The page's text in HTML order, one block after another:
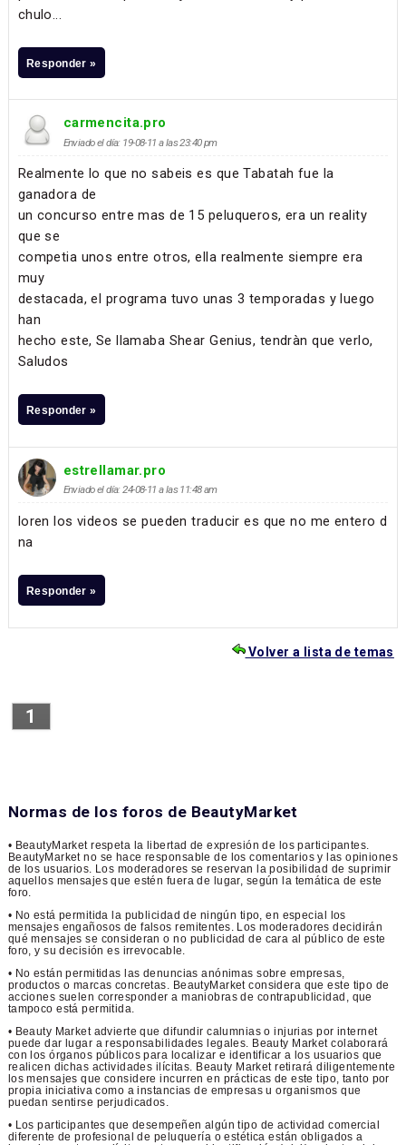
chulo...
Responder »
carmencita.pro
Enviado el día: 19-08-11 a las 23:40 pm
Realmente lo que no sabeis es que Tabatah fue la
ganadora de
un concurso entre mas de 15 peluqueros, era un reality
que se
competia unos entre otros, ella realmente siempre era
muy
destacada, el programa tuvo unas 3 temporadas y luego
han
hecho este, Se llamaba Shear Genius, tendràn que verlo,
Saludos
Responder »
estrellamar.pro
Enviado el día: 24-08-11 a las 11:48 am
loren los videos se pueden traducir es que no me entero d
na
Responder »
Volver a lista de temas
1
Normas de los foros de BeautyMarket
• BeautyMarket respeta la libertad de expresión de los participantes.
BeautyMarket no se hace responsable de los comentarios y las opiniones
de los usuarios. Los moderadores se reservan la posibilidad de suprimir
aquellos mensajes que estén fuera de lugar, según la temática de este
foro.
• No está permitida la publicidad de ningún tipo, en especial los
mensajes engañosos de falsos remitentes. Los moderadores decidirán
qué mensajes se consideran o no publicidad de cara al público de este
foro, y su decisión es irrevocable.
• No están permitidas las denuncias anónimas sobre empresas,
productos o marcas concretas. BeautyMarket considera que este tipo de
acciones suelen corresponder a maniobras de contrapublicidad, que
tampoco está permitida.
• Beauty Market advierte que difundir calumnias o injurias por internet
puede dar lugar a responsabilidades legales. Beauty Market colaborará
con los órganos públicos para localizar e identificar a los usuarios que
realicen dichas actividades ilícitas. Beauty Market retirará diligentemente
los mensajes que considere incurren en prácticas de este tipo, tanto por
propia iniciativa como a instancias de empresas u organismos que
puedan sentirse perjudicados.
• Los participantes que desempeñen algún tipo de actividad comercial
diferente de profesional de peluquería o estética están obligados a